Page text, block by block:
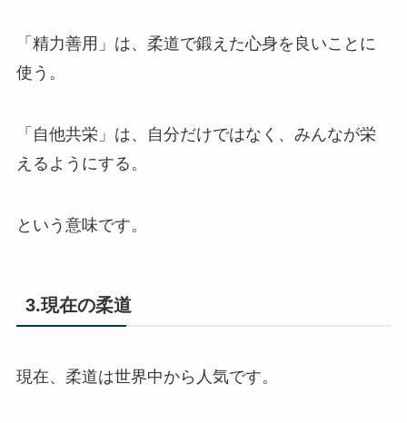
「精力善用」は、柔道で鍛えた心身を良いことに
使う。
「自他共栄」は、自分だけではなく、みんなが栄
えるようにする。
という意味です。
3.現在の柔道
現在、柔道は世界中から人気です。